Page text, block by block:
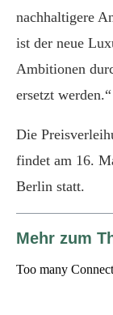
nachhaltigere
ist der neue
Ambitionen
ersetzt werden.“
Die
findet am 16.
Berlin statt.
Mehr zum